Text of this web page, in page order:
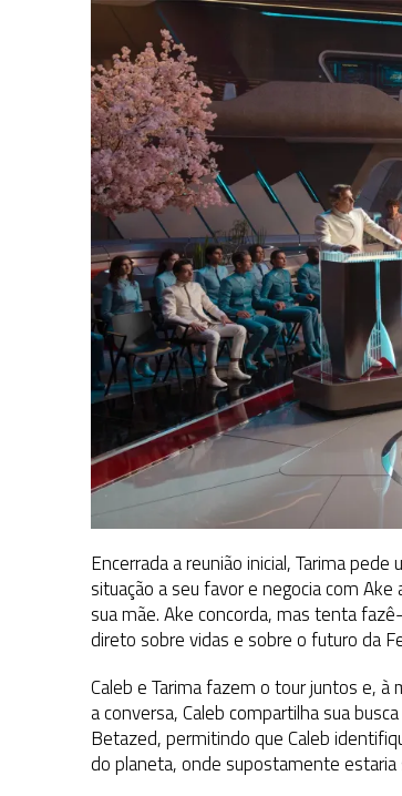
Encerrada a reunião inicial, Tarima
situação a seu favor e negocia com
sua mãe. Ake concorda, mas tenta
direto sobre vidas e sobre o futuro da
Caleb e Tarima fazem o tour juntos e,
a conversa, Caleb compartilha sua
Betazed, permitindo que Caleb
do planeta, onde supostamente estaria